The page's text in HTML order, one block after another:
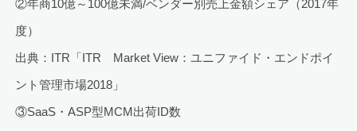
②年商10億～100億未満/ベンダー別売上金額シェア（2017年
度）
出典：ITR「ITR Market View：ユニファイド・エンドポイ
ント管理市場2018」
③SaaS・ASP型MCM出荷ID数